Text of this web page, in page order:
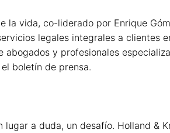
vida, co-liderado por Enrique
legales integrales a clientes
y profesionales
boletín de prensa.
a duda, un desafío. Holland &